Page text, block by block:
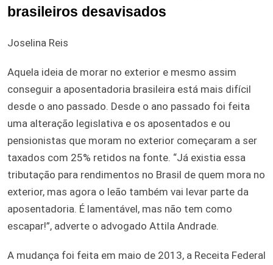
brasileiros desavisados
Joselina Reis
Aquela ideia de morar no exterior e mesmo assim
conseguir a aposentadoria brasileira está mais difícil
desde o ano passado. Desde o ano passado foi feita
uma alteração legislativa e os aposentados e ou
pensionistas que moram no exterior começaram a ser
taxados com 25% retidos na fonte. “Já existia essa
tributação para rendimentos no Brasil de quem mora no
exterior, mas agora o leão também vai levar parte da
aposentadoria. É lamentável, mas não tem como
escapar!”, adverte o advogado Attila Andrade.
A mudança foi feita em maio de 2013, a Receita Federal